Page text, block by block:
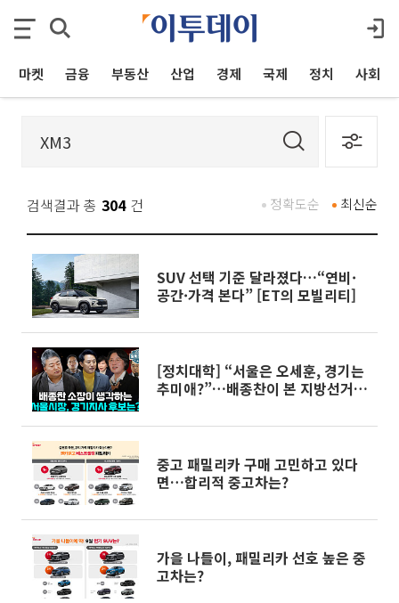
마켓 금융 부동산 산업 경제 국제 정치 사회
검색결과 총 304 건 최신순
정확도순
SUV 선택 기준 달라졌다…“연비·
공간·가격 본다” [ET의 모빌리티]
[정치대학] “서울은 오세훈, 경기는
추미애?”…배종찬이 본 지방선거
중고 패밀리카 구매 고민하고 있다
면…합리적 중고차는?
가을 나들이, 패밀리카 선호 높은 중
고차는?